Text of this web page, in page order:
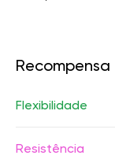
Recompensa
Flexibilidade
Resistência